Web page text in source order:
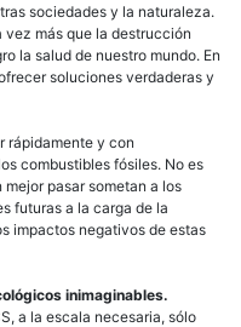
sociedades y la naturaleza.
vez más que la destrucción
la salud de nuestro mundo. En
soluciones verdaderas y
rápidamente y con
combustibles fósiles. No es
pasar sometan a los
futuras a la carga de la
impactos negativos de estas
inimaginables.
a la escala necesaria, sólo